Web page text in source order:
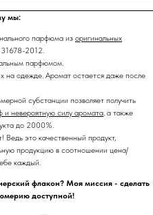
мы:
парфюма из оригинальных
2012.
парфюмом.
на одежде. Аромат остается даже после
субстанции позволяет получить
и невероятную силу аромата, а также
до 2000%.
это качественный продукт,
продукцию в соотношении цена/
каждый.
флакон? Моя миссия - сделать
доступной!